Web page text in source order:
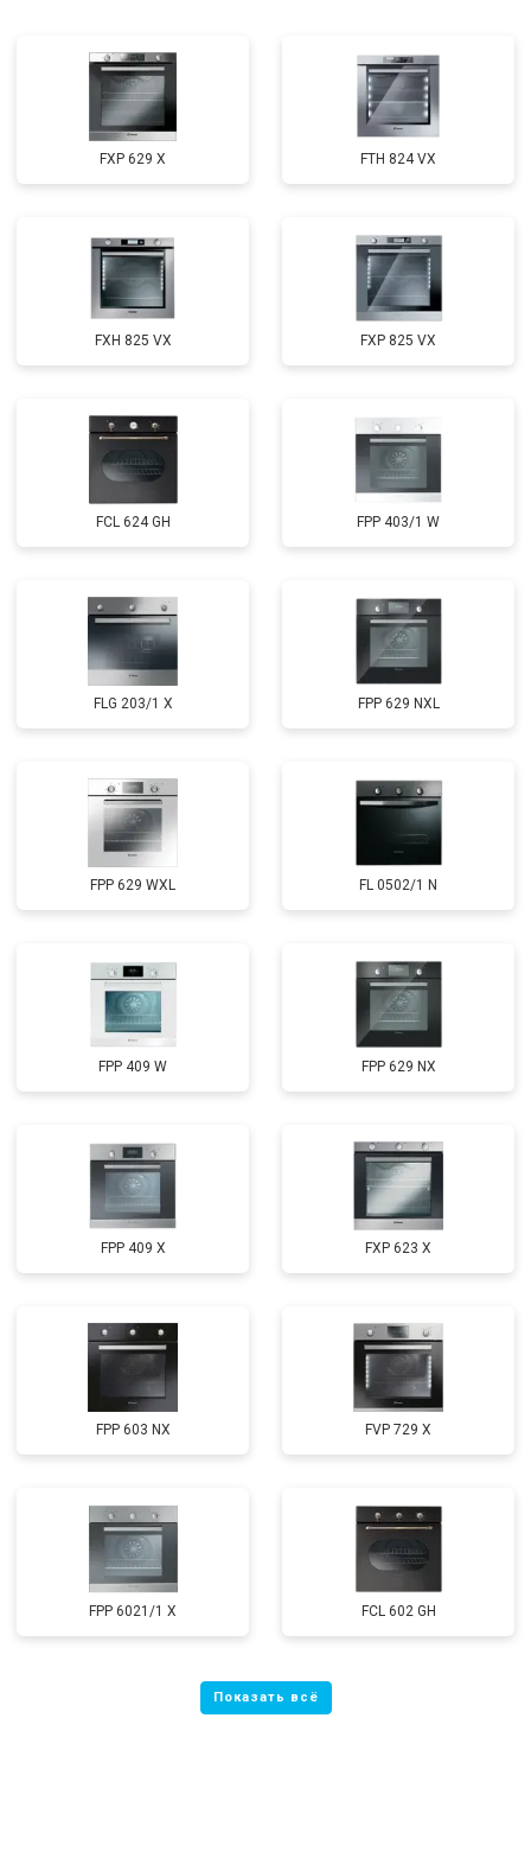
FXP 629 X FTH 824 VX
FXH 825 VX FXP 825 VX
FCL 624 GH FPP 403/1 W
FLG 203/1 X FPP 629 NXL
FPP 629 WXL FL 0502/1 N
FPP 409 W FPP 629 NX
FPP 409 X FXP 623 X
FPP 603 NX FVP 729 X
FPP 6021/1 X FCL 602 GH